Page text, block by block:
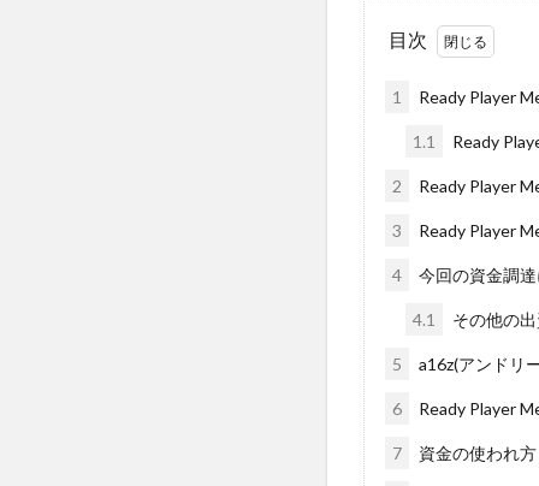
目次
1 Ready Player
1.1 Ready
2 Ready Player
3 Ready Player
4 今回の資金調
4.1 その他の
5 a16z(アンドリ
6 Ready Player
7 資金の使われ方